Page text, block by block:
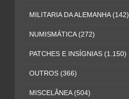
MILITARIA DA ALEMANHA (142)
NUMISMÁTICA (272)
PATCHES E INSÍGNIAS (1.150)
OUTROS (366)
MISCELÂNEA (504)